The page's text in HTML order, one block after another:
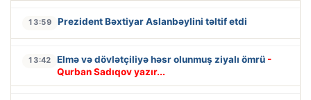
13:59 Prezident Bəxtiyar Aslanbəylini təltif etdi
13:42 Elmə və dövlətçiliyə həsr olunmuş ziyalı ömrü -
Qurban Sadıqov yazır...